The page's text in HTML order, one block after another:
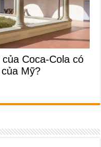
Coca-Cola có
Mỹ?